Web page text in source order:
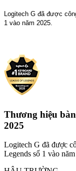
Logitech G đã được
1 vào năm 2025.
Thương hiệu
2025
Logitech G đã được
Legends số 1 vào